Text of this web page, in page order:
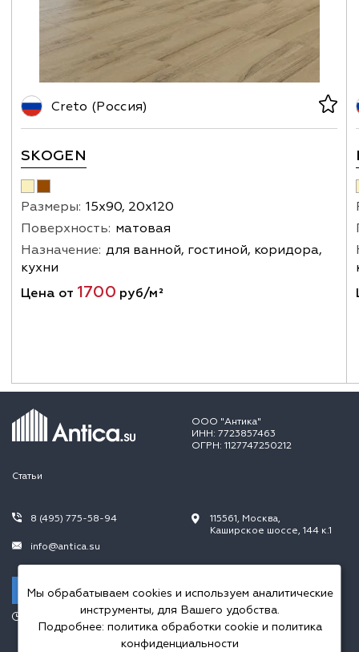
Creto (Россия)
SKOGEN
Размеры: 15х90, 20х120
Поверхность: матовая
Назначение: для ванной, гостиной, коридора,
кухни
Цена от 1700 руб/м²
ООО "Антика"
ИНН: 7723857463
ОГРН: 1127747250212
Статьи
8 (495) 775-58-94
info@antica.su
Заказать звонок
115561, Москва,
Каширское шоссе, 144 к.1
Пн.-Пт. 10.00-20.00,
Сб.-Вс. 10.00-18.00
Мы обрабатываем cookies и используем аналитические
инструменты, для Вашего удобства.
Подробнее: политика обработки cookieи политика
конфиденциальности